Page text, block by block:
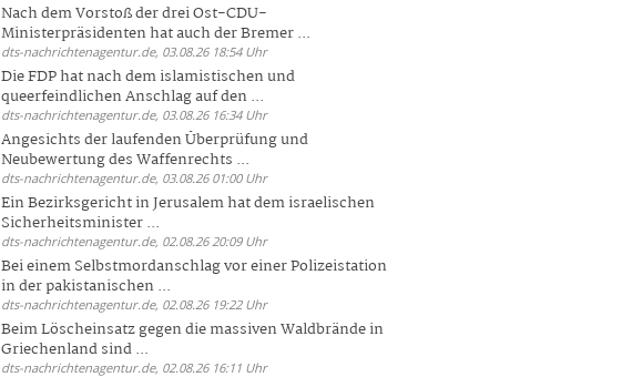
Nach dem Vorstoß der drei Ost-CDU-
Ministerpräsidenten hat auch der Bremer ...
dts-nachrichtenagentur.de, 03.08.26 18:54 Uhr
Die FDP hat nach dem islamistischen und
queerfeindlichen Anschlag auf den ...
dts-nachrichtenagentur.de, 03.08.26 16:34 Uhr
Angesichts der laufenden Überprüfung und
Neubewertung des Waffenrechts ...
dts-nachrichtenagentur.de, 03.08.26 01:00 Uhr
Ein Bezirksgericht in Jerusalem hat dem israelischen
Sicherheitsminister ...
dts-nachrichtenagentur.de, 02.08.26 20:09 Uhr
Bei einem Selbstmordanschlag vor einer Polizeistation
in der pakistanischen ...
dts-nachrichtenagentur.de, 02.08.26 19:22 Uhr
Beim Löscheinsatz gegen die massiven Waldbrände in
Griechenland sind ...
dts-nachrichtenagentur.de, 02.08.26 16:11 Uhr